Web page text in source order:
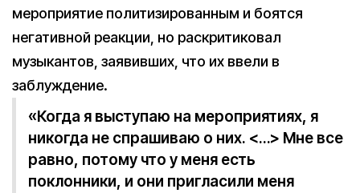
мероприятие политизированным и боятся
негативной реакции, но раскритиковал
музыкантов, заявивших, что их ввели в
заблуждение.
«Когда я выступаю на мероприятиях, я
никогда не спрашиваю о них. <…> Мне все
равно, потому что у меня есть
поклонники, и они пригласили меня